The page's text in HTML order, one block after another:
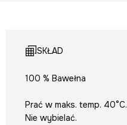
SKŁAD
100 % Bawełna
Prać w maks. temp. 40°C.
Nie wybielać.